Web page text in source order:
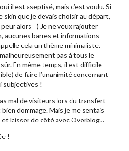
il est aseptisé, mais c’est voulu. Si
skin que je devais choisir au départ,
alors =) Je ne veux rajouter
aucunes barres et informations
cela un thème minimaliste.
pas à tous le
sûr. En même temps, il est difficile
de faire l’unanimité concernant
subjectives !
mal de visiteurs lors du transfert
bien dommage. Mais je me sentais
et laisser de côté avec Overblog…
!